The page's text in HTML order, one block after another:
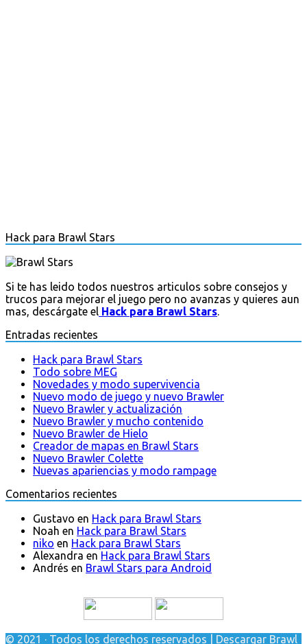
Hack para Brawl Stars
Si te has leido todos nuestros articulos sobre consejos y
trucos para mejorar el juego pero no avanzas y quieres aun
mas, descárgate el Hack para Brawl Stars.
Entradas recientes
Hack para Brawl Stars
Todo sobre MEG
Novedades y modo supervivencia
Nuevo modo de juego y nuevo Brawler
Nuevo Brawler y actualización
Nuevo Brawler y mucho contenido
Nuevo Brawler de Hielo
Creador de mapas en Brawl Stars
Nuevo Brawler Colette
Nuevas apariencias y modo rampage
Comentarios recientes
Gustavo en Hack para Brawl Stars
Noah en Hack para Brawl Stars
niko en Hack para Brawl Stars
Alexandra en Hack para Brawl Stars
Andrés en Brawl Stars para Android
© 2021 · Todos los derechos reservados | Descargar Brawl